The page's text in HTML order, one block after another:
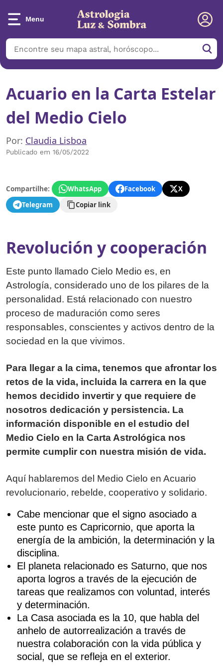
Menu
Acuario en la Carta Estelar
del Medio Cielo
Por: Claudia Lisboa
Publicado em 16/05/2022
Compartilhe: WhatsApp Facebook
X
Telegram
Copiar link
Revolución y cooperación
Este punto llamado Cielo Medio es, en
Astrología, considerado uno de los pilares de la
personalidad. Está relacionado con nuestro
proceso de maduración como seres
responsables, conscientes y activos dentro de la
sociedad en la que vivimos.
Para llegar a la cima, tenemos que afrontar los
retos de la vida, incluida la carrera en la que
hemos decidido invertir y que requiere de
nosotros dedicación y persistencia. La
información disponible en el estudio del
Medio Cielo en la Carta Astrológica nos
permite cumplir con nuestra misión de vida.
Aquí hablaremos del Medio Cielo en Acuario
revolucionario, rebelde, cooperativo y solidario.
Cabe mencionar que el signo asociado a
este punto es Capricornio, que aporta la
energía de la ambición, la determinación y la
disciplina.
El planeta relacionado es Saturno, que nos
aporta logros a través de la ejecución de
tareas que realizamos con voluntad, interés
y determinación.
La Casa asociada es la 10, que habla del
anhelo de autorrealización a través de
nuestra colaboración con la vida pública y
social, que se refleja en el exterior.